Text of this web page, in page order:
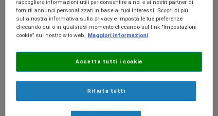
Consensus ECCO
sulla nutrizione nelle
IBD
raccogliere informazioni utili per consentire a noi e ai nostri partner di
fornirti annunci personalizzati in base ai tuoi interessi. Scopri di più
sulla nostra informativa sulla privacy e imposta le tue preferenze
cliccando qui o in qualsiasi momento cliccando sul link "Impostazioni
cookie" sul nostro sito web. Maggiori informazioni
Rifiuta tutti
Accetta tutti i cookie